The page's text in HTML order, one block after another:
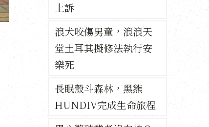
上訴
浪犬咬傷男童，浪浪天
堂土耳其擬修法執行安
樂死
長眠殼斗森林，黑熊
HUNDIV完成生命旅程